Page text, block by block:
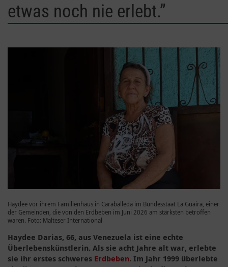
etwas noch nie erlebt.”
Haydee vor ihrem Familienhaus in Caraballeda im Bundesstaat La Guaira, einer
der Gemeinden, die von den Erdbeben im Juni 2026 am stärksten betroffen
waren. Foto: Malteser International
Haydee Darias, 66, aus Venezuela ist eine echte
Überlebenskünstlerin. Als sie acht Jahre alt war, erlebte
sie ihr erstes schweres Erdbeben. Im Jahr 1999 überlebte